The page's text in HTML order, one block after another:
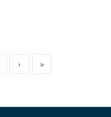
› »